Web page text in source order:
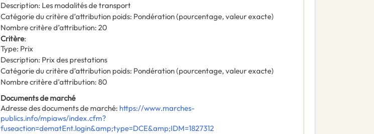
Description: Les modalités de transport
Catégorie du critère d’attribution poids: Pondération (pourcentage, valeur exacte)
Nombre critère d’attribution: 20
Critère:
Type: Prix
Description: Prix des prestations
Catégorie du critère d’attribution poids: Pondération (pourcentage, valeur exacte)
Nombre critère d’attribution: 80
Documents de marché
Adresse des documents de marché: https://www.marches-
publics.info/mpiaws/index.cfm?
fuseaction=dematEnt.login&amp;type=DCE&amp;IDM=1827312